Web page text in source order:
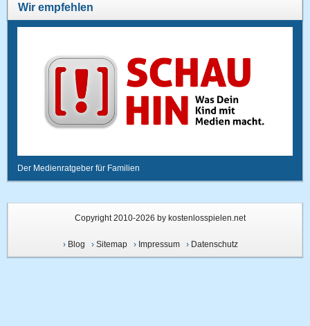
Wir empfehlen
Der Medienratgeber für Familien
Copyright 2010-2026 by kostenlosspielen.net
› Blog › Sitemap› Impressum› Datenschutz